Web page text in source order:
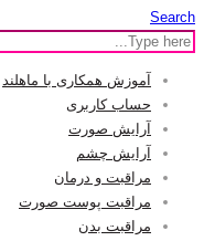
Search
آموزش همکاری با ماهلند
حساب کاربری
آرایش صورت
آرایش چشم
مراقبت و درمان
مراقبت پوست صورت
مراقبت بدن